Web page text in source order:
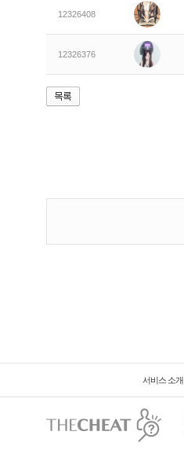
12326408
12326376
서비스 소개